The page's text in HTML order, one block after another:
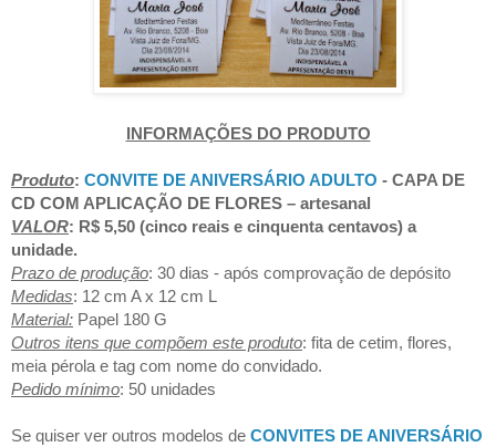
INFORMAÇÕES DO PRODUTO
Produto: CONVITE DE ANIVERSÁRIO ADULTO - CAPA DE
CD COM APLICAÇÃO DE FLORES – artesanal
VALOR: R$ 5,50 (cinco reais e cinquenta centavos) a
unidade.
Prazo de produção: 30 dias - após comprovação de depósito
Medidas: 12 cm A x 12 cm L
Material: Papel 180 G
Outros itens que compõem este produto: fita de cetim, flores,
meia pérola e tag com nome do convidado.
Pedido mínimo: 50 unidades
Se quiser ver outros modelos de CONVITES DE ANIVERSÁRIO